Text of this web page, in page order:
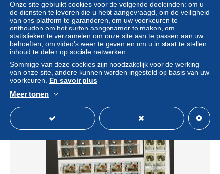
Q3244 - LUXEMBOURG Yv N°678 ** travail
± US$ 0,06
Statuut
Onze site gebruikt cookies voor de volgende doeleinden: om u
de diensten te leveren die u hebt aangevraagd, om de veiligheid
van ons platform te garanderen, om uw voorkeuren te
onthouden om het surfen aangenamer te maken, om
statistieken te verzamelen om onze site aan te passen aan uw
behoeften, om video's weer te geven en om u in staat te stellen
inhoud te delen op sociale netwerken.
Sommige van deze cookies zijn noodzakelijk voor de werking
van onze site, andere kunnen worden ingesteld op basis van uw
voorkeuren. En savoir plus
Meer tonen